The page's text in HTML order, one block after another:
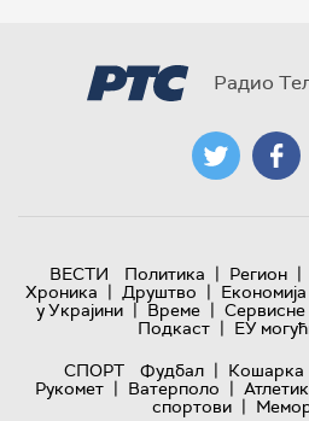
Радио
ВЕСТИ Политика | Регион |
Хроника | Друштво | Економија
у Украјини | Време | Сервисне
Подкаст | ЕУ
СПОРТ
Фудбал | Кошарка
Рукомет | Ватерполо |
спортови |